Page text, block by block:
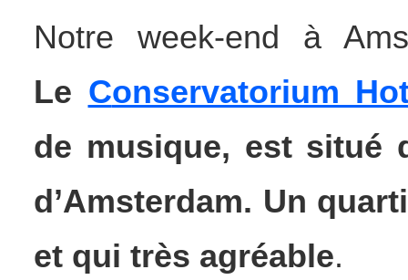
Notre week-end à
Le Conservatorium
de musique, est situé
d’Amsterdam. Un
et qui très agréable.